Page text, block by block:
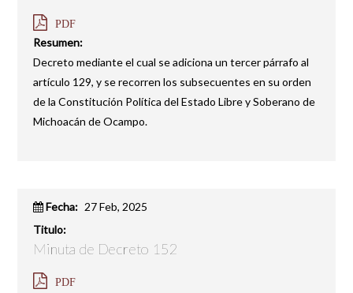
PDF
Resumen:
Decreto mediante el cual se adiciona un tercer párrafo al
artículo 129, y se recorren los subsecuentes en su orden
de la Constitución Política del Estado Libre y Soberano de
Michoacán de Ocampo.
Fecha: 27 Feb, 2025
Titulo:
Minuta de Decreto 152
PDF